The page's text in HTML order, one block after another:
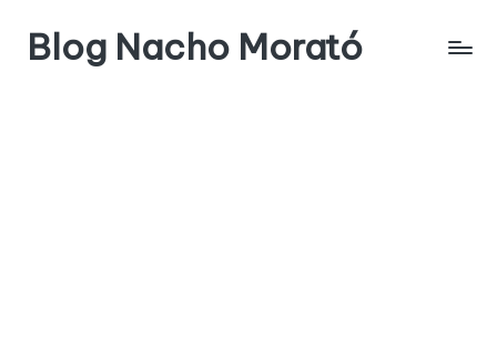
SaltarBlog Nacho Morató